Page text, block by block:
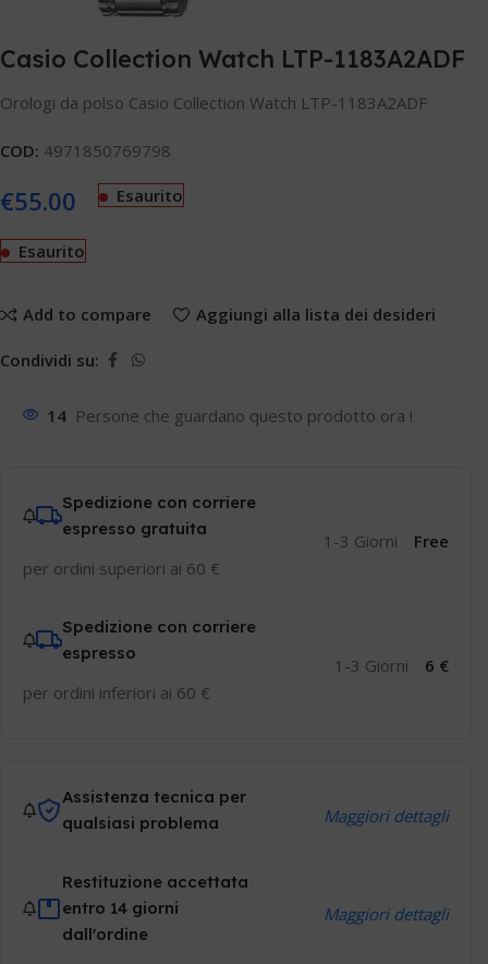
Casio Collection Watch LTP-1183A2ADF
Orologi da polso Casio Collection Watch LTP-1183A2ADF
COD: 4971850769798
€55.00 Esaurito
Esaurito
Add to compare Aggiungi alla lista dei desideri
Condividi su:
14 Persone che guardano questo prodotto ora !
Spedizione con corriere
espresso gratuita
per ordini superiori ai 60 €
1-3 Giorni Free
Spedizione con corriere
espresso
per ordini inferiori ai 60 €
1-3 Giorni 6 €
Assistenza tecnica per
qualsiasi problema
Maggiori dettagli
Restituzione accettata
entro 14 giorni
dall'ordine
Maggiori dettagli